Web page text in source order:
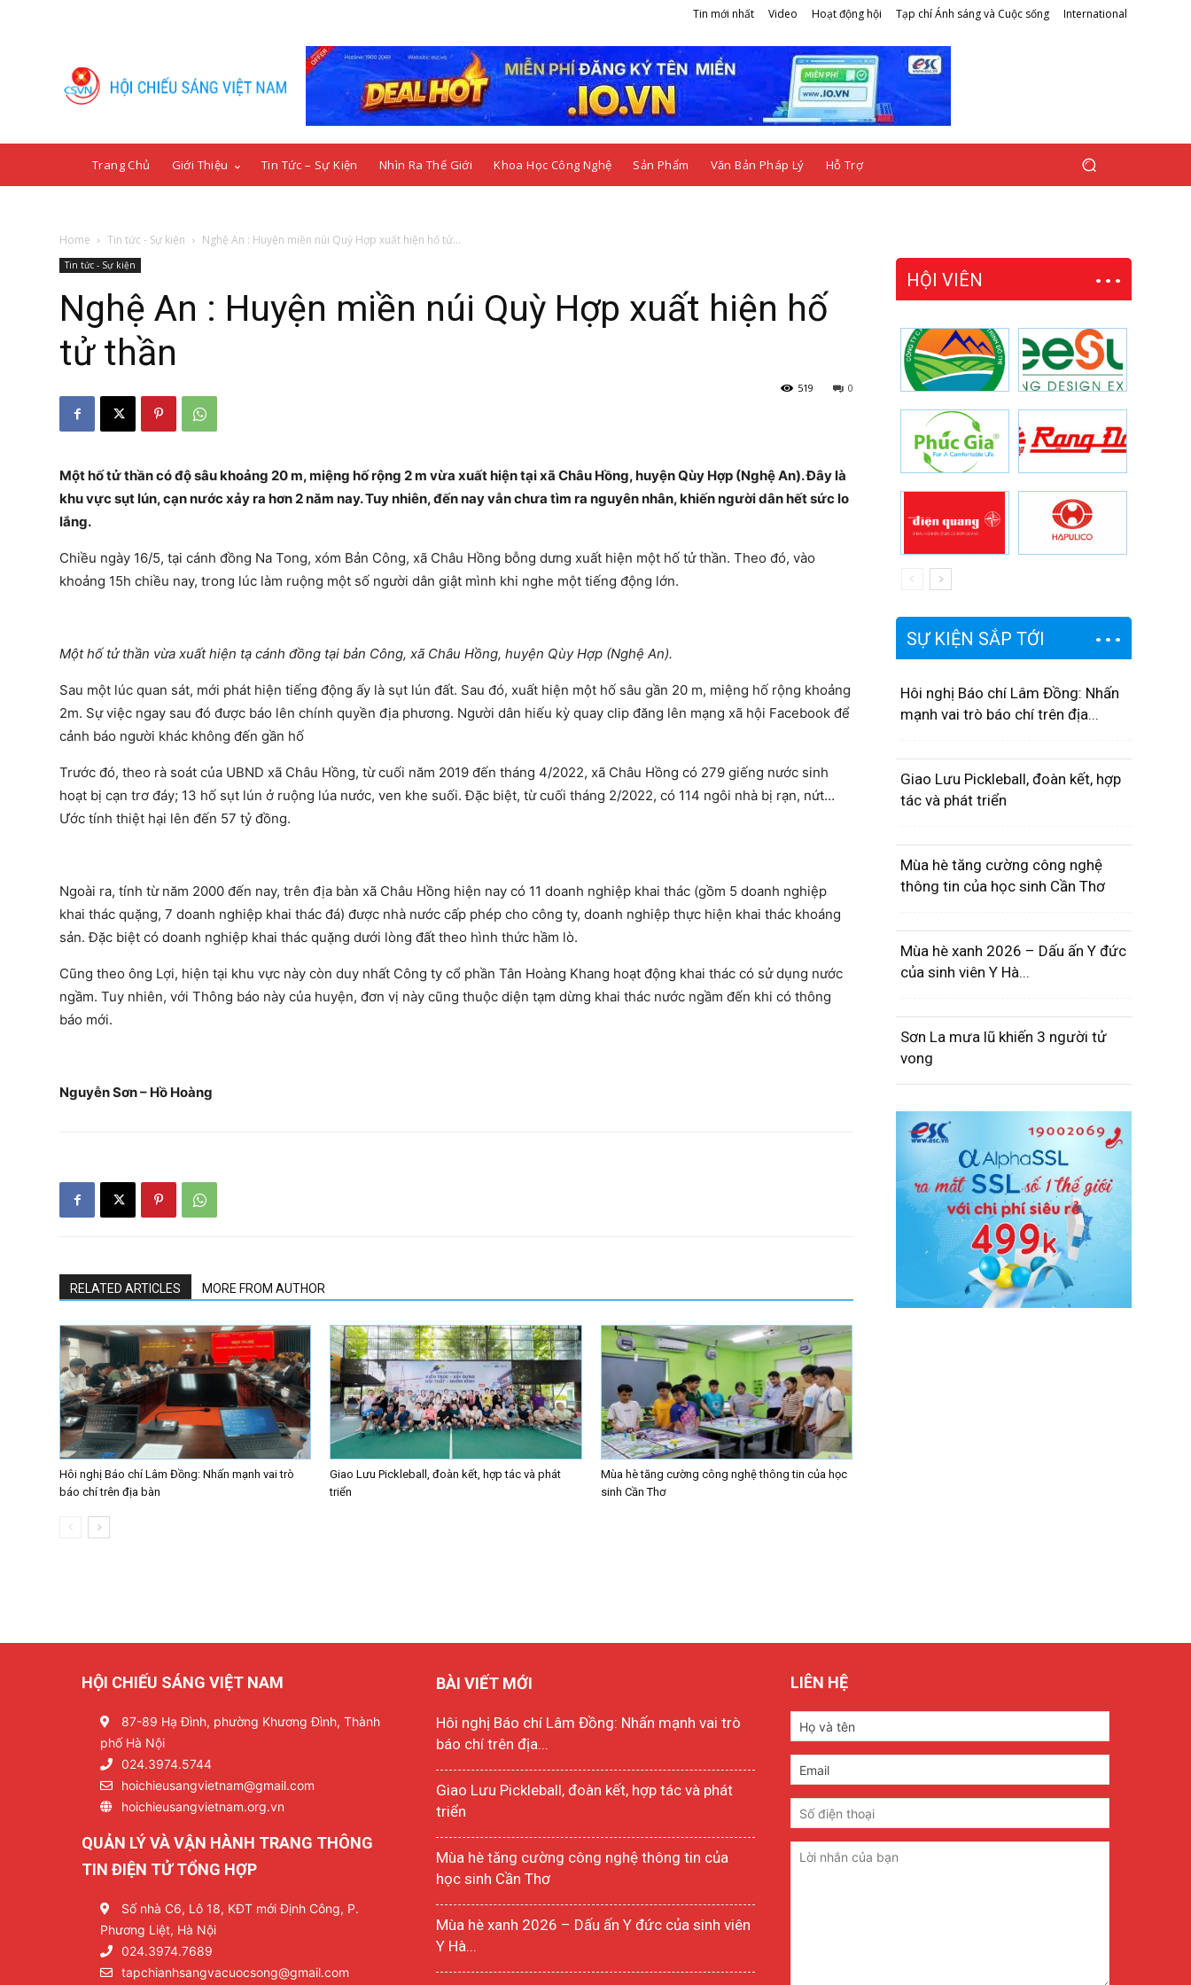
Tin mới nhất Video Hoạt động hội Tạp chí Ánh sáng và Cuộc sống International
Trang Chủ Giới Thiệu Tin Tức – Sự Kiện Nhìn Ra Thế Giới Khoa Học Công Nghệ Sản Phẩm Văn Bản Pháp Lý Hỗ Trợ
Home Tin tức - Sự kiện Nghệ An : Huyện miền núi Quỳ Hợp xuất hiện hố tử...
Tin tức - Sự kiện
Nghệ An : Huyện miền núi Quỳ Hợp xuất hiện hố
tử thần
0
519
Một hố tử thần có độ sâu khoảng 20 m, miệng hố rộng 2 m vừa xuất hiện tại xã Châu Hồng, huyện Qùy Hợp (Nghệ An). Đây là
khu vực sụt lún, cạn nước xảy ra hơn 2 năm nay. Tuy nhiên, đến nay vẫn chưa tìm ra nguyên nhân, khiến người dân hết sức lo
lắng.
Chiều ngày 16/5, tại cánh đồng Na Tong, xóm Bản Công, xã Châu Hồng bỗng dưng xuất hiện một hố tử thần. Theo đó, vào
khoảng 15h chiều nay, trong lúc làm ruộng một số người dân giật mình khi nghe một tiếng động lớn.
Một hố tử thần vừa xuất hiện tạ cánh đồng tại bản Công, xã Châu Hồng, huyện Qùy Hợp (Nghệ An).
Sau một lúc quan sát, mới phát hiện tiếng động ấy là sụt lún đất. Sau đó, xuất hiện một hố sâu gần 20 m, miệng hố rộng khoảng
2m. Sự việc ngay sau đó được báo lên chính quyền địa phương. Người dân hiếu kỳ quay clip đăng lên mạng xã hội Facebook để
cảnh báo người khác không đến gần hố
Trước đó, theo rà soát của UBND xã Châu Hồng, từ cuối năm 2019 đến tháng 4/2022, xã Châu Hồng có 279 giếng nước sinh
hoạt bị cạn trơ đáy; 13 hố sụt lún ở ruộng lúa nước, ven khe suối. Đặc biệt, từ cuối tháng 2/2022, có 114 ngôi nhà bị rạn, nứt…
Ước tính thiệt hại lên đến 57 tỷ đồng.
Ngoài ra, tính từ năm 2000 đến nay, trên địa bàn xã Châu Hồng hiện nay có 11 doanh nghiệp khai thác (gồm 5 doanh nghiệp
khai thác quặng, 7 doanh nghiệp khai thác đá) được nhà nước cấp phép cho công ty, doanh nghiệp thực hiện khai thác khoáng
sản. Đặc biệt có doanh nghiệp khai thác quặng dưới lòng đất theo hình thức hầm lò.
Cũng theo ông Lợi, hiện tại khu vực này còn duy nhất Công ty cổ phần Tân Hoàng Khang hoạt động khai thác có sử dụng nước
ngầm. Tuy nhiên, với Thông báo này của huyện, đơn vị này cũng thuộc diện tạm dừng khai thác nước ngầm đến khi có thông
báo mới.
Nguyễn Sơn – Hồ Hoàng
RELATED ARTICLES MORE FROM AUTHOR
Hôi nghị Báo chí Lâm Đồng: Nhấn mạnh vai trò
báo chí trên địa bàn
Giao Lưu Pickleball, đoàn kết, hợp tác và phát
triển
Mùa hè tăng cường công nghệ thông tin của học
sinh Cần Thơ
HỘI VIÊN
SỰ KIỆN SẮP TỚI
Hôi nghị Báo chí Lâm Đồng: Nhấn
mạnh vai trò báo chí trên địa...
Giao Lưu Pickleball, đoàn kết, hợp
tác và phát triển
Mùa hè tăng cường công nghệ
thông tin của học sinh Cần Thơ
Mùa hè xanh 2026 – Dấu ấn Y đức
của sinh viên Y Hà...
Sơn La mưa lũ khiến 3 người tử
vong
HỘI CHIẾU SÁNG VIỆT NAM
87-89 Hạ Đình, phường Khương Đình, Thành
phố Hà Nội
024.3974.5744
hoichieusangvietnam@gmail.com
hoichieusangvietnam.org.vn
QUẢN LÝ VÀ VẬN HÀNH TRANG THÔNG
TIN ĐIỆN TỬ TỔNG HỢP
Số nhà C6, Lô 18, KĐT mới Định Công, P.
Phương Liệt, Hà Nội
024.3974.7689
tapchianhsangvacuocsong@gmail.com
BÀI VIẾT MỚI
Hôi nghị Báo chí Lâm Đồng: Nhấn mạnh vai trò
báo chí trên địa...
Giao Lưu Pickleball, đoàn kết, hợp tác và phát
triển
Mùa hè tăng cường công nghệ thông tin của
học sinh Cần Thơ
Mùa hè xanh 2026 – Dấu ấn Y đức của sinh viên
Y Hà...
LIÊN HỆ